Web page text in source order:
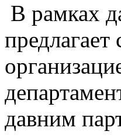
В рамках
давним